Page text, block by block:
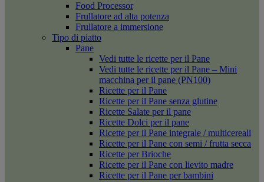
Food Processor
Frullatore ad alta potenza
Frullatore a immersione
Tipo di piatto
Pane
Vedi tutte le ricette per il Pane
Vedi tutte le ricette per il Pane – Mini
macchina per il pane (PN100)
Ricette per il Pane
Ricette per il Pane senza glutine
Ricette Salate per il pane
Ricette Dolci per il pane
Ricette per il Pane integrale / multicereali
Ricette per il Pane con semi / frutta secca
Ricette per Brioche
Ricette per il Pane con lievito madre
Ricette per il Pane per bambini